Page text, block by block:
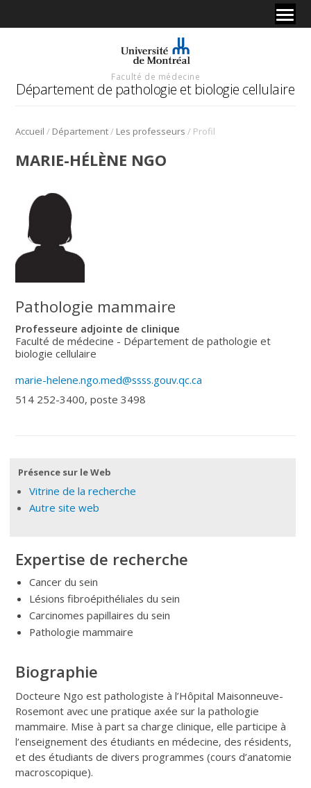
Faculté de médecine
Département de pathologie et biologie cellulaire
Accueil / Département/ Les professeurs / Profil
MARIE-HÉLÈNE NGO
Pathologie mammaire
Professeure adjointe de clinique
Faculté de médecine - Département de pathologie et
biologie cellulaire
marie-helene.ngo.med@ssss.gouv.qc.ca
514 252-3400, poste 3498
Présence sur le Web
Vitrine de la recherche
Autre site web
Expertise de recherche
Cancer du sein
Lésions fibroépithéliales du sein
Carcinomes papillaires du sein
Pathologie mammaire
Biographie
Docteure Ngo est pathologiste à l’Hôpital Maisonneuve-
Rosemont avec une pratique axée sur la pathologie
mammaire. Mise à part sa charge clinique, elle participe à
l’enseignement des étudiants en médecine, des résidents,
et des étudiants de divers programmes (cours d’anatomie
macroscopique).